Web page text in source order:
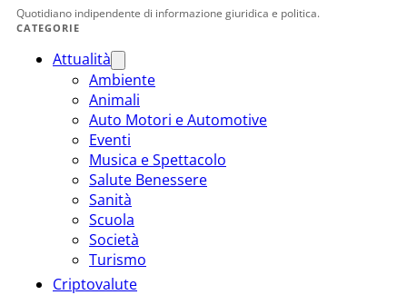
Quotidiano indipendente di informazione giuridica e politica.
CATEGORIE
Attualità
Ambiente
Animali
Auto Motori e Automotive
Eventi
Musica e Spettacolo
Salute Benessere
Sanità
Scuola
Società
Turismo
Criptovalute